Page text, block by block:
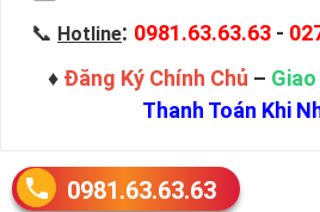
📞 Hotline: 0981.63.63.63 -
♦ Đăng Ký Chính Chủ –
Thanh Toán Khi
0981.63.63.63